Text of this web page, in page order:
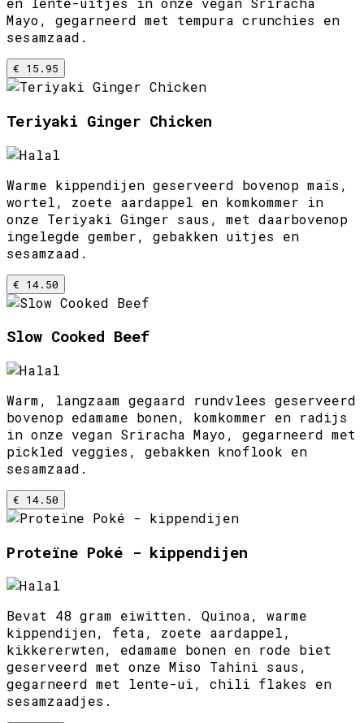
Mayo, gegarneerd met tempura crunchies en
sesamzaad.
€ 15.95
Teriyaki Ginger Chicken
Warme kippendijen geserveerd bovenop maïs,
wortel, zoete aardappel en komkommer in
onze Teriyaki Ginger saus, met daarbovenop
ingelegde gember, gebakken uitjes en
sesamzaad.
€ 14.50
Slow Cooked Beef
Warm, langzaam gegaard rundvlees geserveerd
bovenop edamame bonen, komkommer en radijs
in onze vegan Sriracha Mayo, gegarneerd met
pickled veggies, gebakken knoflook en
sesamzaad.
€ 14.50
Proteïne Poké - kippendijen
Bevat 48 gram eiwitten. Quinoa, warme
kippendijen, feta, zoete aardappel,
kikkererwten, edamame bonen en rode biet
geserveerd met onze Miso Tahini saus,
gegarneerd met lente-ui, chili flakes en
sesamzaadjes.